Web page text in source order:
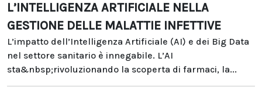
L’INTELLIGENZA ARTIFICIALE NELLA
GESTIONE DELLE MALATTIE INFETTIVE
L’impatto dell’Intelligenza Artificiale (AI) e dei Big Data
nel settore sanitario è innegabile. L’AI
sta&nbsp;rivoluzionando la scoperta di farmaci, la...